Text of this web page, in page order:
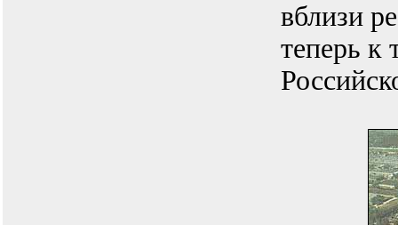
вблизи
теперь к